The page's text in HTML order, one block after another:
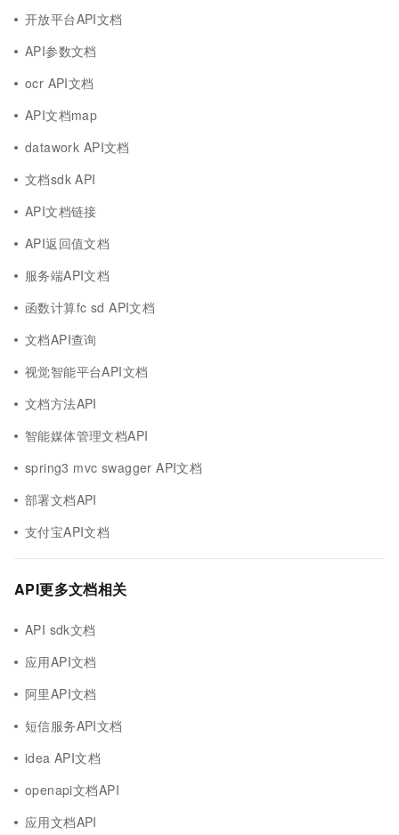
开放平台API文档
API参数文档
ocr API文档
API文档map
datawork API文档
文档sdk API
API文档链接
API返回值文档
服务端API文档
函数计算fc sd API文档
文档API查询
视觉智能平台API文档
文档方法API
智能媒体管理文档API
spring3 mvc swagger API文档
部署文档API
支付宝API文档
API更多文档相关
API sdk文档
应用API文档
阿里API文档
短信服务API文档
idea API文档
openapi文档API
应用文档API